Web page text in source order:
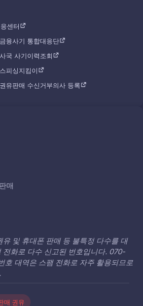
센터
융사기 통합대응단
국 사기이력조회
피싱지킴이
유판매 수신거부의사 등록
매
유 및 휴대폰 판매 등 불특정 다수를 대
전화로 다수 신고된 번호입니다. 070-
호 대역은 스팸 전화로 자주 활용되므로
매 권유